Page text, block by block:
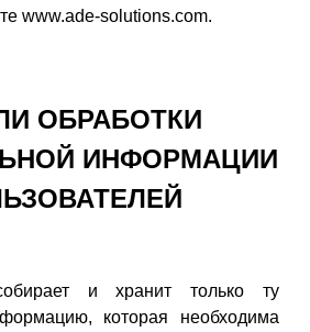
www.ade-solutions.com.
ОБРАБОТКИ
ИНФОРМАЦИИ
и хранит только ту
которая необходима